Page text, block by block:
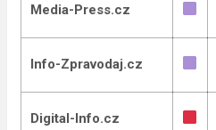
Media-Press.cz
Info-Zpravodaj.cz
Digital-Info.cz